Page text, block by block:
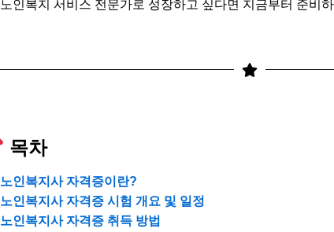
노인복지 서비스 전문가로 성장하고 싶다면 지금부터 준비
목차
노인복지사 자격증이란?
노인복지사 자격증 시험 개요 및 일정
노인복지사 자격증 취득 방법